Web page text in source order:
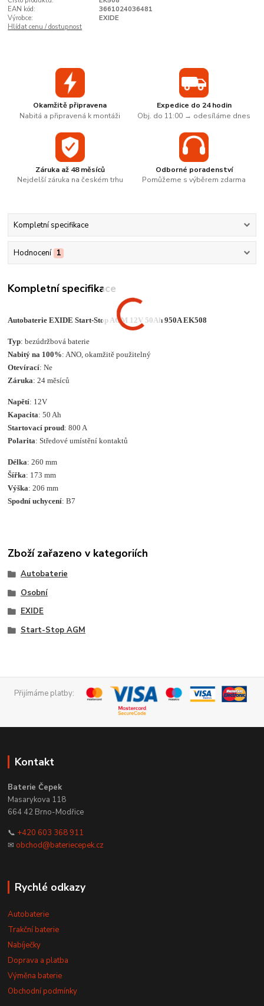
EAN kód:
3661024036481
Výrobce:
EXIDE
Hlídat cenu / dostupnost
Okamžitě připravena
Nabitá a připravená k montáži
Expedice do 24 hodin
Obj. do 11:00 → odesíláme dnes
Záruka až 48 měsíců
Nejdelší záruka na českém trhu
Odborné poradenství
Pomůžeme s výběrem zdarma
Kompletní specifikace
Hodnocení 1
Kompletní specifikace
Autobaterie EXIDE Start-Stop AGM 12V 50Ah 950A EK508
Typ: bezúdržbová baterie
Nabitý na 100%: ANO, okamžitě použitelný
Otevírací: Ne
Záruka: 24 měsíců
Napětí: 12V
Kapacita: 50 Ah
Startovací proud: 800 A
Polarita: Středové umístění kontaktů
Délka: 260 mm
Šířka: 173 mm
Výška: 206 mm
Spodní uchycení: B7
Zboží zařazeno v kategoriích
Autobaterie
Osobní
EXIDE
Start-Stop AGM
Přijímáme platby:
Kontakt
Baterie Čepek
Masarykova 118
664 42 Brno-Modřice
📞 +420 603 368 911
✉ obchod@bateriecepek.cz
Rychlé odkazy
Autobaterie
Trakční baterie
Nabíječky
Doprava a platba
Výměna baterie
Obchodní podmínky